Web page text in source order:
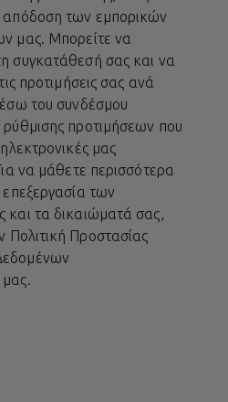
απόδοση των εμπορικών
μας. Μπορείτε να
συγκατάθεσή σας και να
προτιμήσεις σας ανά
του συνδέσμου
προτιμήσεων που
μας
να μάθετε περισσότερα
επεξεργασία των
και τα δικαιώματά σας,
Πολιτική Προστασίας
μας.